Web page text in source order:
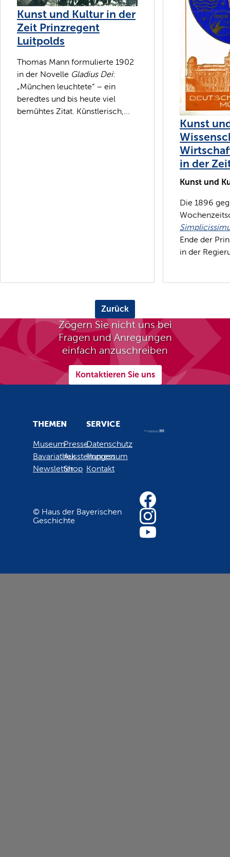
Kunst und Kultur in der
Zeit Prinzregent
Luitpolds
Thomas Mann formulierte 1902
in der Novelle Gladius Dei:
„München leuchtete“ – ein
beredtes und bis heute viel
bemühtes Zitat. Künstlerisch,...
Kunst
in der
Kunst und
Die 1896
Ende der
in der
Zurück
Zögern Sie nicht uns bei
Fragen und Anregungen
einfach anzuschreiben
Kontaktieren Sie uns
THEMEN
Museum
Bavariathek
Newsletter
Presse
Ausstellungen
Shop
SERVICE
Datenschutz
Impressum
Kontakt
© Haus der Bayerischen
Geschichte